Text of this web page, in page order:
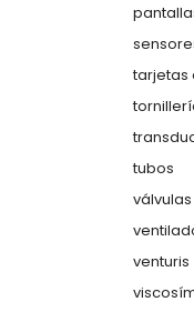
tarjetas
tubos
válvulas
venturis